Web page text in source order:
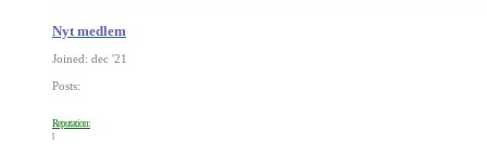
Nyt medlem
Joined: dec '21
Posts:
Reputation: